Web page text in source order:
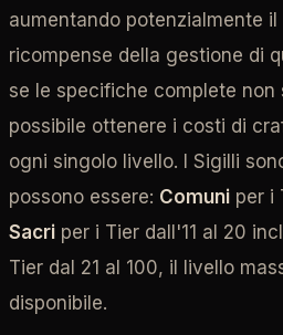
aumentando potenzialmente il
ricompense della gestione di
se le specifiche complete
possibile ottenere i costi di
ogni singolo livello. I Sigilli
possono essere: Comuni per i
Sacri per i Tier dall'11 al 20
Tier dal 21 al 100, il livello
disponibile.